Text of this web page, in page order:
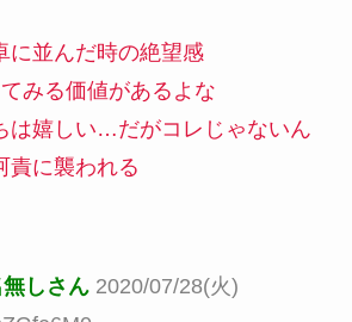
に並んだ時の絶望感
みる価値があるよな
は嬉しい…だがコレじゃないん
責に襲われる
しさん 2020/07/28(火)